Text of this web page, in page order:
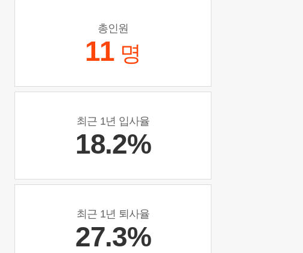
총인원
11 명
최근 1년 입사율
18.2%
최근 1년 퇴사율
27.3%